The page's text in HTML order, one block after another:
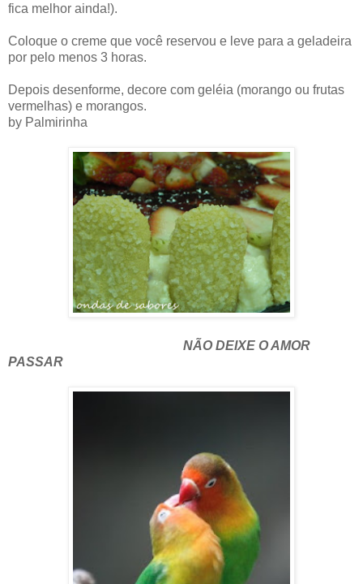
fica melhor ainda!).
Coloque o creme que você reservou e leve para a geladeira
por pelo menos 3 horas.
Depois desenforme, decore com geléia (morango ou frutas
vermelhas) e morangos.
by Palmirinha
NÃO DEIXE O AMOR
PASSAR